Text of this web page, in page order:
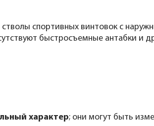
спортивных винтовок с
быстросъемные антабки и
характер; они могут быть